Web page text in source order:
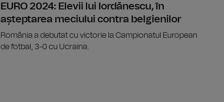
EURO 2024: Elevii lui Iordănescu, în
așteptarea meciului contra belgienilor
România a debutat cu victorie la Campionatul European
de fotbal, 3-0 cu Ucraina.